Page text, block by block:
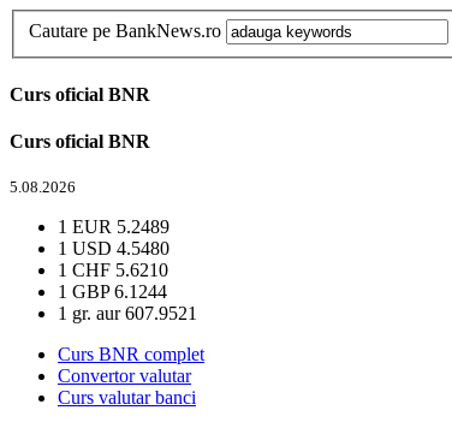
Cautare pe BankNews.ro
Curs oficial BNR
Curs oficial BNR
5.08.2026
1 EUR 5.2489
1 USD 4.5480
1 CHF 5.6210
1 GBP6.1244
1 gr. aur607.9521
Curs BNR complet
Convertor valutar
Curs valutar banci